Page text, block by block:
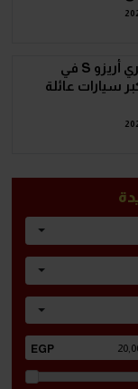
الكشف عن شيري أريزو S في
سيارات عائلة